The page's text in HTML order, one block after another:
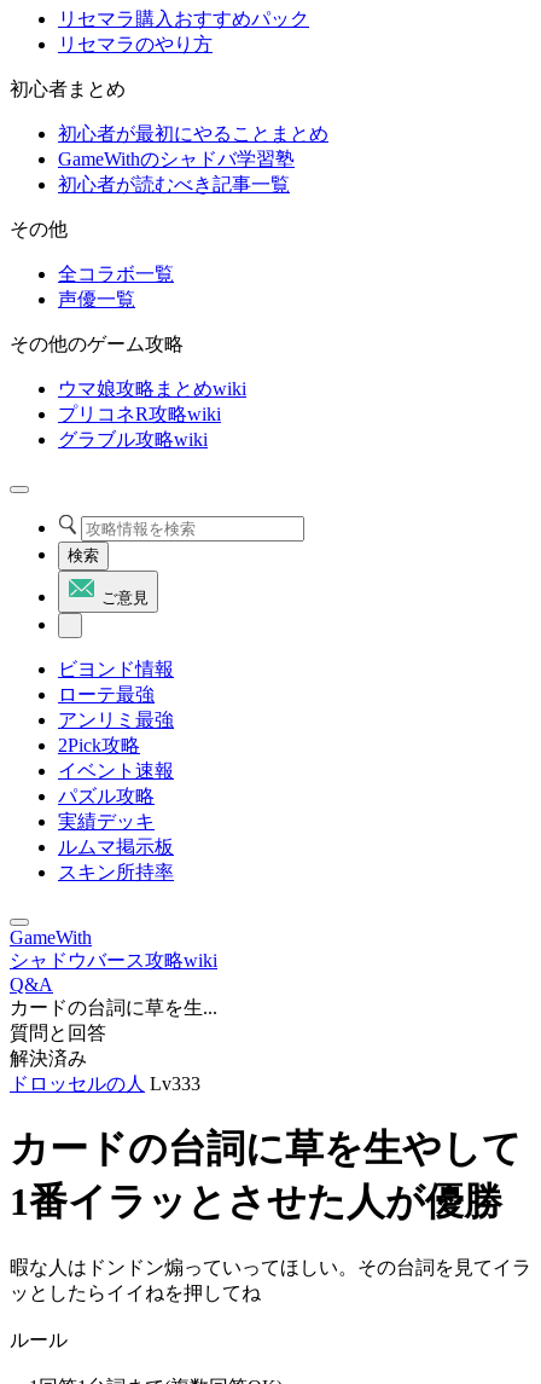
リセマラ購入おすすめパック
リセマラのやり方
初心者まとめ
初心者が最初にやることまとめ
GameWithのシャドバ学習塾
初心者が読むべき記事一覧
その他
全コラボ一覧
声優一覧
その他のゲーム攻略
ウマ娘攻略まとめwiki
プリコネR攻略wiki
グラブル攻略wiki
検索
ご意見
ビヨンド情報
ローテ最強
アンリミ最強
2Pick攻略
イベント速報
パズル攻略
実績デッキ
ルムマ掲示板
スキン所持率
GameWith
シャドウバース攻略wiki
Q&A
カードの台詞に草を生...
質問と回答
解決済み
ドロッセルの人 Lv333
カードの台詞に草を生やして
1番イラッとさせた人が優勝
暇な人はドンドン煽っていってほしい。その台詞を見てイラ
ッとしたらイイねを押してね
ルール